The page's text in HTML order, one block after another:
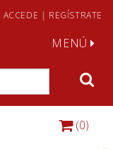
ACCEDE | REGÍSTRATE
MENÚ
(0)